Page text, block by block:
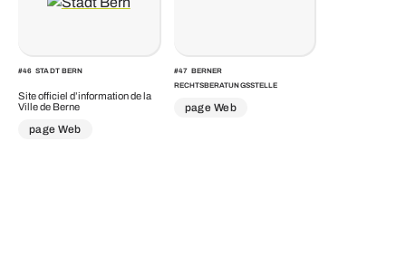
#46 STADT BERN
Site officiel d’information de la
Ville de Berne
page Web
#47 BERNER
RECHTSBERATUNGSSTELLE
page Web